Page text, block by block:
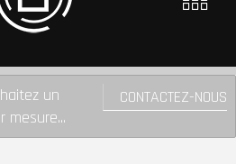
CONTACTEZ-NOUS
un
mesure...